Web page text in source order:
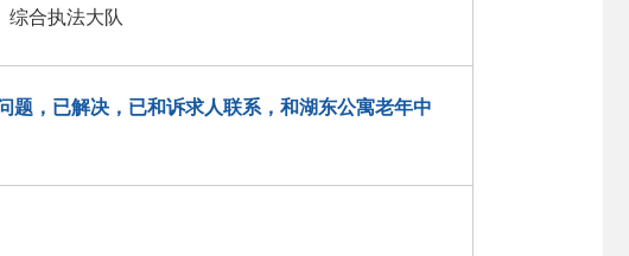
综合执法大队
题，已解决，已和诉求人联系，和湖东公寓老年中